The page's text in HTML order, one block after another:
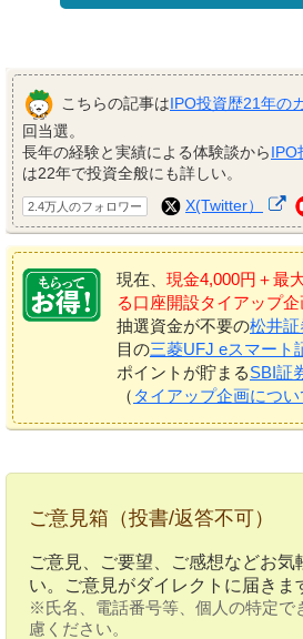
こちらの記事はIPO投資歴21年の
回当選。
長年の経験と実績による体験談からIPO
は22年で投資全般にも詳しい。
2.4万人のフォロワー X(Twitter）
現在、 現金4,000円＋最
る口座開設タイアップ企
抽選資金が不要の松井証
目の三菱UFJ eスマート
ポイントが貯まるSBI証
（ タイアップ企画につい
ご意見箱（投書/返答不可）
ご意見、ご要望、ご感想などお気
い。ご意見がダイレクトに届きま
※氏名、電話番号等、個人の特定で
慮ください。